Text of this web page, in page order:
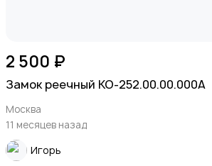
2 500 ₽
Замок реечный КО-252.00.00.000А
Москва
11 месяцев назад
Игорь